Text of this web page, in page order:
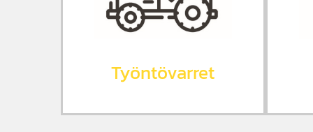
Työntövarret